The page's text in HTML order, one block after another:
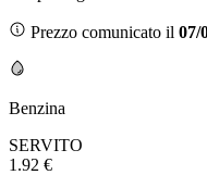
Prezzo comunicato il 07/
Benzina
SERVITO
1.92 €